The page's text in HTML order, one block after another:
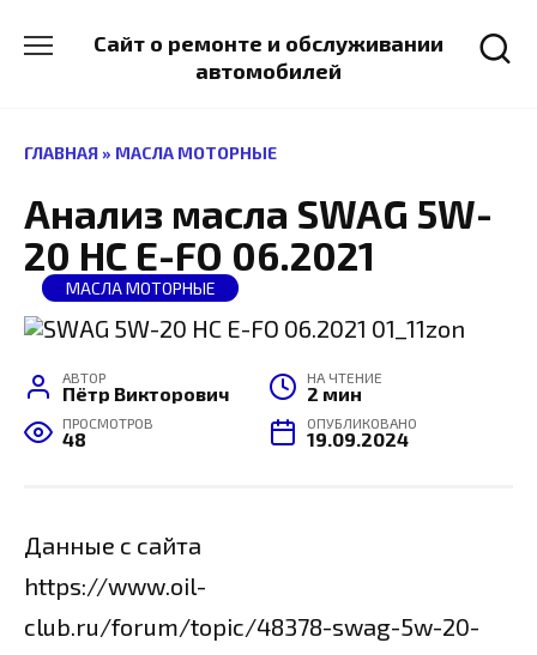
содержанию
Сайт о ремонте и обслуживании
автомобилей
ГЛАВНАЯ » МАСЛА МОТОРНЫЕ
Анализ масла SWAG 5W-
20 HC E-FO 06.2021
МАСЛА МОТОРНЫЕ
АВТОР
Пётр Викторович
НА ЧТЕНИЕ
2 мин
ПРОСМОТРОВ
48
ОПУБЛИКОВАНО
19.09.2024
Данные с сайта
https://www.oil-
club.ru/forum/topic/48378-swag-5w-20-